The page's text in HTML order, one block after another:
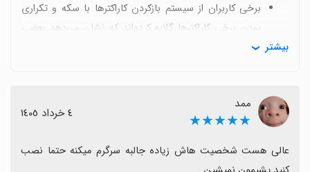
برخی کاربران از سیستم بازکردن کاراکترها با سکه و تکراری
بودن برخی کاراکترها گلایه کرده‌اند که نشان می‌دهد بعضی
فرایندها برایشان تکراری یا طولانی است.
می‌بینند و دوباره ادامه می‌دهند.
حجم دانلود مناسب است و فضای زیادی اشغال نمی‌کند، که
کار را برای نصب آسان می‌کند.
به طور کلی، بازخوردها بسیار مثبت است و اگر از کاراکترهای
بیشتر
ممد
★★★★★ ٤ خرداد ١٤٠٥